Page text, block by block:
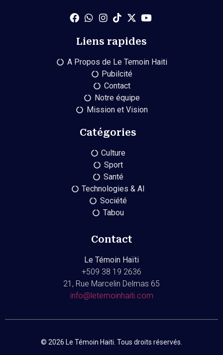
Liens rapides
A Propos de Le Temoin Haiti
Pubilcité
Contact
Notre équipe
Mission et Vision
Catégories
Culture
Sport
Santé
Technologies & AI
Société
Tabou
Contact
Le Témoin Haïti
+509 38 19 2636
21, Rue Marcelin Delmas 65
info@letemoinhaiti.com
© 2026 Le Témoin Haiti. Tous droits réservés.